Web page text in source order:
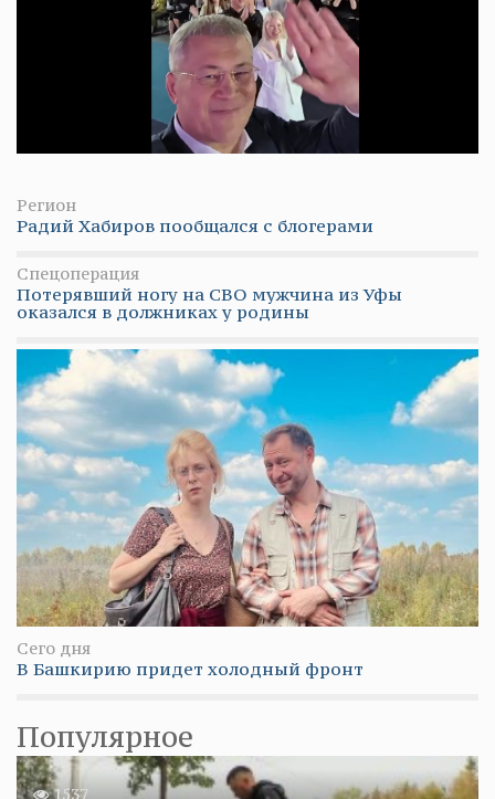
Регион
Радий Хабиров пообщался с блогерами
Спецоперация
Потерявший ногу на СВО мужчина из Уфы
оказался в должниках у родины
Сего дня
В Башкирию придет холодный фронт
Популярное
1537